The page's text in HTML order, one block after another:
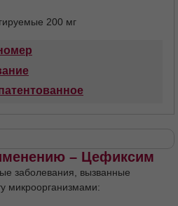
200 мг
свойства
Показания
С осторожностью
– Цефиксим
заболевания, вызванные
микроорганизмами: